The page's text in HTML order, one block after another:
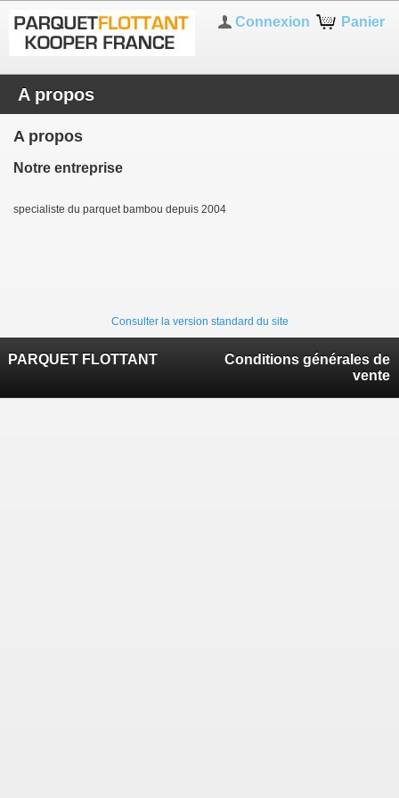
Panier
Connexion
A propos
A propos
Notre entreprise
specialiste du parquet bambou depuis 2004
Consulter la version standard du site
PARQUET FLOTTANT
Conditions générales de
vente